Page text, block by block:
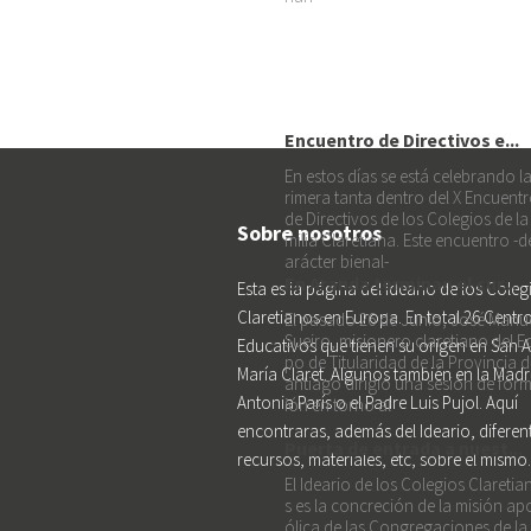
Encuentro de Directivos e...
En estos días se está celebrando
rimera tanta dentro del X
de Directivos de los Colegios de la
milia Claretiana. Este encuentro -
arácter bienal-
En Aranda terminan el cur...
El pasado 26 de Junio, José
Sueiro, misionero claretiano del
po de Titularidad de la Provincia
antiago dirigió una sesión de
ión en torno al
Puerta de entrada a nuest...
El Ideario de los Colegios
s es la concreción de la misión
Sobre nosotros
Esta es la página del Ideario de los
Claretianos en Europa. En total 26
Educativos que tienen su origen en San
María Claret. Algunos también en la
Antonia París o el Padre Luis Pujol. Aquí
encontraras, además del Ideario,
recursos, materiales, etc, sobre el mismo.